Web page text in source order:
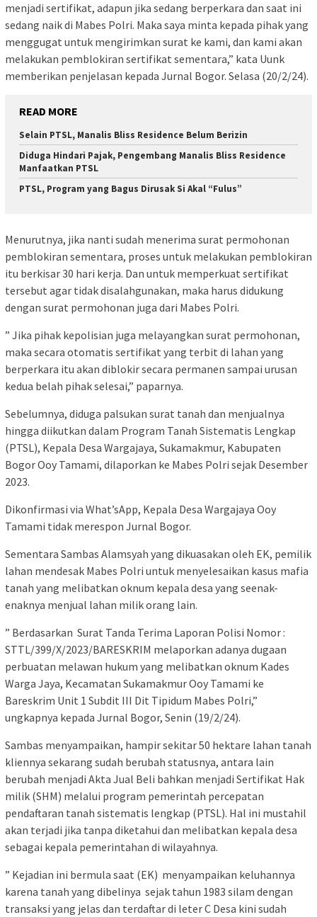
menjadi sertifikat, adapun jika sedang berperkara dan saat ini
sedang naik di Mabes Polri. Maka saya minta kepada pihak yang
menggugat untuk mengirimkan surat ke kami, dan kami akan
melakukan pemblokiran sertifikat sementara,” kata Uunk
memberikan penjelasan kepada Jurnal Bogor. Selasa (20/2/24).
READ MORE
Selain PTSL, Manalis Bliss Residence Belum Berizin
Diduga Hindari Pajak, Pengembang Manalis Bliss Residence
Manfaatkan PTSL
PTSL, Program yang Bagus Dirusak Si Akal “Fulus”
Menurutnya, jika nanti sudah menerima surat permohonan
pemblokiran sementara, proses untuk melakukan pemblokiran
itu berkisar 30 hari kerja. Dan untuk memperkuat sertifikat
tersebut agar tidak disalahgunakan, maka harus didukung
dengan surat permohonan juga dari Mabes Polri.
” Jika pihak kepolisian juga melayangkan surat permohonan,
maka secara otomatis sertifikat yang terbit di lahan yang
berperkara itu akan diblokir secara permanen sampai urusan
kedua belah pihak selesai,” paparnya.
Sebelumnya, diduga palsukan surat tanah dan menjualnya
hingga diikutkan dalam Program Tanah Sistematis Lengkap
(PTSL), Kepala Desa Wargajaya, Sukamakmur, Kabupaten
Bogor Ooy Tamami, dilaporkan ke Mabes Polri sejak Desember
2023.
Dikonfirmasi via What’sApp, Kepala Desa Wargajaya Ooy
Tamami tidak merespon Jurnal Bogor.
Sementara Sambas Alamsyah yang dikuasakan oleh EK, pemilik
lahan mendesak Mabes Polri untuk menyelesaikan kasus mafia
tanah yang melibatkan oknum kepala desa yang seenak-
enaknya menjual lahan milik orang lain.
” Berdasarkan Surat Tanda Terima Laporan Polisi Nomor :
STTL/399/X/2023/BARESKRIM melaporkan adanya dugaan
perbuatan melawan hukum yang melibatkan oknum Kades
Warga Jaya, Kecamatan Sukamakmur Ooy Tamami ke
Bareskrim Unit 1 Subdit III Dit Tipidum Mabes Polri,”
ungkapnya kepada Jurnal Bogor, Senin (19/2/24).
Sambas menyampaikan, hampir sekitar 50 hektare lahan tanah
kliennya sekarang sudah berubah statusnya, antara lain
berubah menjadi Akta Jual Beli bahkan menjadi Sertifikat Hak
milik (SHM) melalui program pemerintah percepatan
pendaftaran tanah sistematis lengkap (PTSL). Hal ini mustahil
akan terjadi jika tanpa diketahui dan melibatkan kepala desa
sebagai kepala pemerintahan di wilayahnya.
” Kejadian ini bermula saat (EK) menyampaikan keluhannya
karena tanah yang dibelinya sejak tahun 1983 silam dengan
transaksi yang jelas dan terdaftar di leter C Desa kini sudah